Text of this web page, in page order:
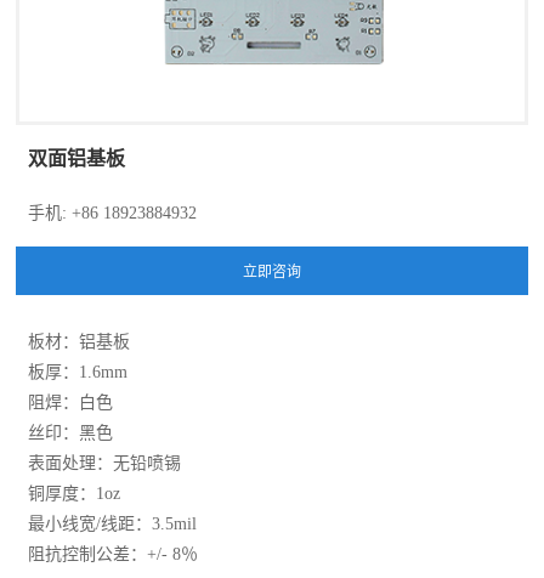
双面铝基板
手机: +86 18923884932
板材：铝基板
板厚：1.6mm
阻焊：白色
丝印：黑色
表面处理：无铅喷锡
铜厚度：1oz
最小线宽/线距：3.5mil
阻抗控制公差：+/- 8％